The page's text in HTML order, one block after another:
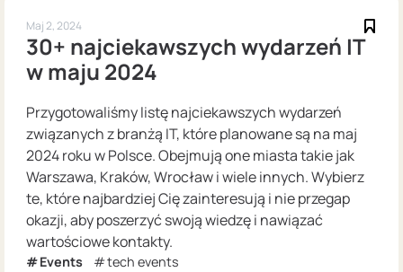
Maj 2, 2024
30+ najciekawszych wydarzeń IT
w maju 2024
Przygotowaliśmy listę najciekawszych wydarzeń
związanych z branżą IT, które planowane są na maj
2024 roku w Polsce. Obejmują one miasta takie jak
Warszawa, Kraków, Wrocław i wiele innych. Wybierz
te, które najbardziej Cię zainteresują i nie przegap
okazji, aby poszerzyć swoją wiedzę i nawiązać
wartościowe kontakty.
Events tech events